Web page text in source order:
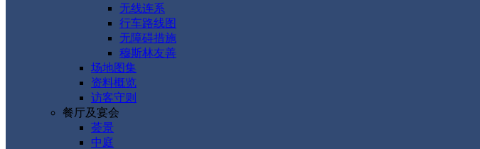
无线连系
行车路线图
无障碍措施
穆斯林友善
场地图集
资料概览
访客守则
餐厅及宴会
荟景
中庭